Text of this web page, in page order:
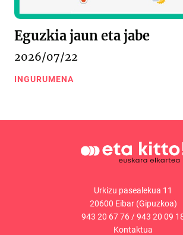
Eguzkia jaun eta jabe
2026/07/22
INGURUMENA
Urkizu pasealekua 11
20600 Eibar (Gipuzkoa)
943 20 67 76 /943 20 09
Kontaktua